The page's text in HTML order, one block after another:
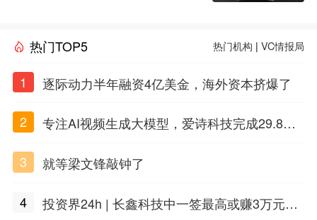
热门TOP5 热门机构 |VC情报局
1 逐际动力半年融资4亿美金，海外资本挤爆了
2
专注AI视频生成大模型，爱诗科技完成29.8亿
3
就等梁文锋敲钟了
4
投资界24h | 长鑫科技中一签最高或赚3万元；